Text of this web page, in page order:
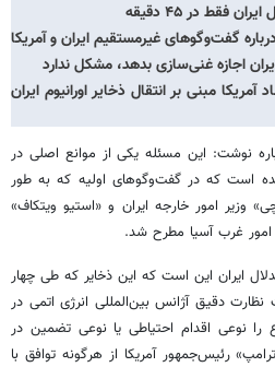
فقط در ۴۵ دقیقه
گفت‌وگوهای غیرمستقیم ایران و آمریکا
اجازه غنی‌سازی بدهد، مشکل ندارد
مبنی بر انتقال ذخایر اورانیوم ایران
نوشت: این مسئله یکی از موانع اصلی در
است که در گفت‌وگوهای اولیه که به طور
وزیر امور خارجه ایران و «استیو ویتکاف»
امور غرب آسیا مطرح شد.
ایران این است که این ذخایر که طی چهار
دقیق آژانس بین‌المللی انرژی اتمی در
را نوعی اقدام احتیاطی یا نوعی تضمین در
رئیس‌جمهور آمریکا از هرگونه توافق با